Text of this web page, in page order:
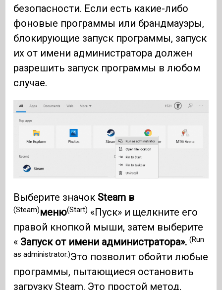
безопасности. Если есть какие-либо
фоновые программы или брандмауэры,
блокирующие запуск программы, запуск
их от имени администратора должен
разрешить запуск программы в любом
случае.
Выберите значок Steam в
(Steam)меню(Start) «Пуск» и щелкните его
правой кнопкой мыши, затем выберите
« Запуск от имени администратора».(Run
as administrator.)Это позволит обойти любые
программы, пытающиеся остановить
загрузку Steam. Это простой метод,